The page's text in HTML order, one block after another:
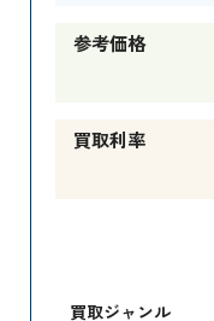
参考価格
買取利率
買取ジャンル